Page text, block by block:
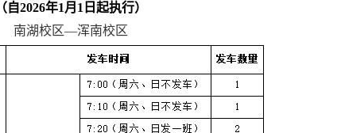
（自2026年1 月 1 日起执行）
南湖校区—浑南校区